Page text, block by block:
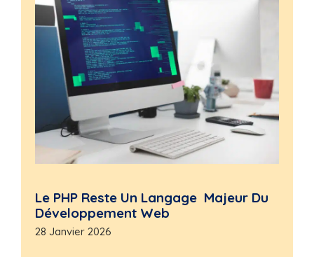
Le PHP Reste Un Langage Majeur Du
Développement Web
28 Janvier 2026